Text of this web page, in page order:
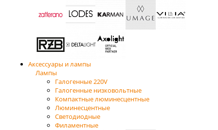
Аксессуары и лампы
Лампы
Галогенные 220V
Галогенные низковольтные
Компактные люминесцентные
Люминесцентные
Светодиодные
Филаментные